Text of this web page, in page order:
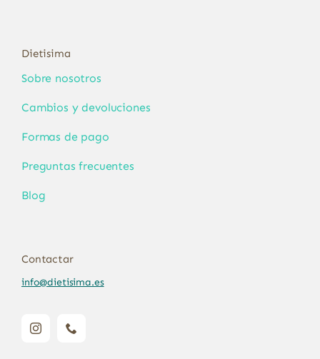
Dietisima
Sobre nosotros
Cambios y devoluciones
Formas de pago
Preguntas frecuentes
Blog
Contactar
info@dietisima.es